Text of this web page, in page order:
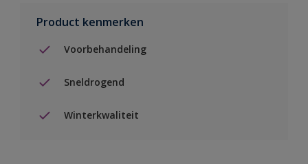
Product kenmerken
Voorbehandeling
Sneldrogend
Winterkwaliteit